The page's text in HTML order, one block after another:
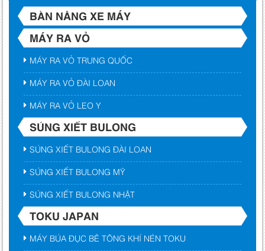
BÀN NÂNG XE MÁY
MÁY RA VỎ
MÁY RA VỎ TRUNG QUỐC
MÁY RA VỎ ĐÀI LOAN
MÁY RA VỎ LEO Y
SÚNG XIẾT BULONG
SÚNG XIẾT BULONG ĐÀI LOAN
SÚNG XIẾT BULONG MỸ
SÚNG XIẾT BULONG NHẬT
TOKU JAPAN
MÁY BÚA ĐỤC BÊ TÔNG KHÍ NÉN TOKU